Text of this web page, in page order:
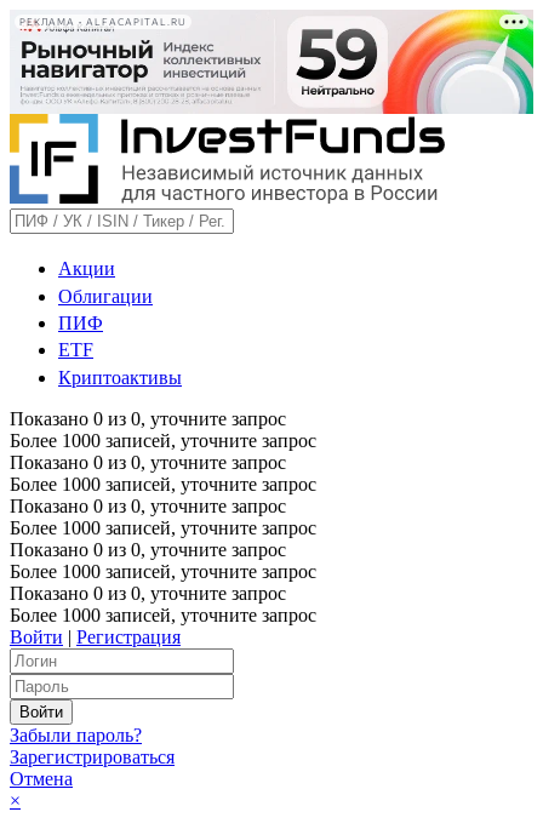
РЕКЛАМА • ALFACAPITAL.RU
Акции
Облигации
ПИФ
ETF
Криптоактивы
Показано 0 из 0, уточните запрос
Более 1000 записей, уточните запрос
Показано 0 из 0, уточните запрос
Более 1000 записей, уточните запрос
Показано 0 из 0, уточните запрос
Более 1000 записей, уточните запрос
Показано 0 из 0, уточните запрос
Более 1000 записей, уточните запрос
Показано 0 из 0, уточните запрос
Более 1000 записей, уточните запрос
Войти | Регистрация
Забыли пароль?
Зарегистрироваться
Отмена
×